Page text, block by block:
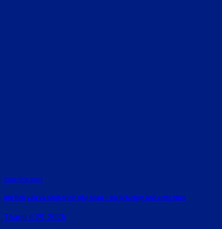
Rate this post
Khi tình yêu và hành trình gặp nhau – Du lịch chụp ảnh cưới 2026
Tháng 4 29, 2026